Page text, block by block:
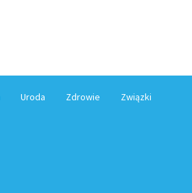
Uroda Zdrowie Związki